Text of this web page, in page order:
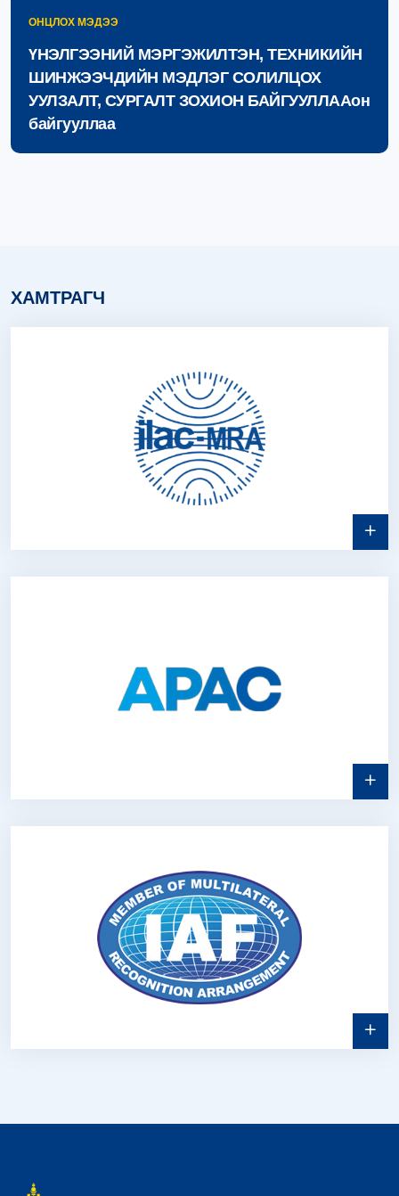
СОРИЛТЫН ХӨТӨЛБӨРИЙН ...
2026.05.27
2026.05.22
ТОХИРЛЫН ҮНЭЛГЭЭНИЙ 8
2026.05.16
Итгэмжлэлийн төгөл байгуулах мод
2026.05.11
IAF ML PL орчуулсан баримт бичиг
ОНЦЛОХ МЭДЭЭ
ҮНЭЛГЭЭНИЙ МЭРГЭЖИЛТЭН, ТЕХНИКИЙН
ШИНЖЭЭЧДИЙН МЭДЛЭГ СОЛИЛЦОХ
УУЛЗАЛТ, СУРГАЛТ ЗОХИОН БАЙГУУЛЛААон
байгууллаа
ХАМТРАГЧ